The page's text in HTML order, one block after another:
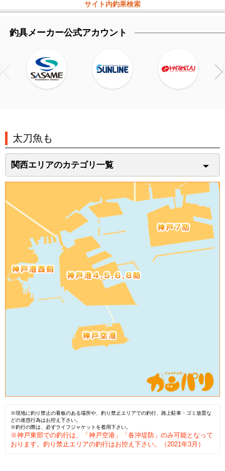
サイト内釣果検索
釣具メーカー公式アカウント
太刀魚も
関西エリアのカテゴリ一覧
※現地に釣り禁止の看板のある場所や、釣り禁止エリアでの釣行、路上駐車・ゴミ放置な
どの迷惑行為はお控え下さい。
※釣行の際は、必ずライフジャケットを着用下さい。
※神戸東部での釣行は、「神戸空港」「各沖堤防」のみ可能となって
おります。釣り禁止エリアの釣行はお控え下さい。（2021年3月）